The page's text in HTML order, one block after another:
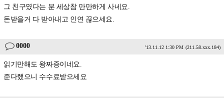
그 친구였다는 분 세상참 만만하게 사네요.
돈받을거 다 받아내고 인연 끊으세요.
0000 '13.11.12 1:30 PM (211.58.xxx.184)
읽기만해도 왕짜증이네요.
준다했으니 수수료받으세요